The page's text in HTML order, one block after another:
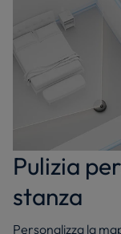
Pulizia
stanza
Personalizza la